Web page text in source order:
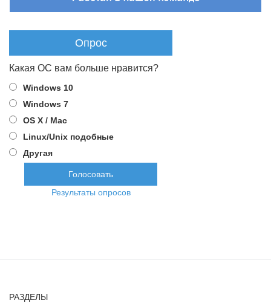
Опрос
Какая ОС вам больше нравится?
Windows 10
Windows 7
OS X / Mac
Linux/Unix подобные
Другая
Результаты опросов
РАЗДЕЛЫ